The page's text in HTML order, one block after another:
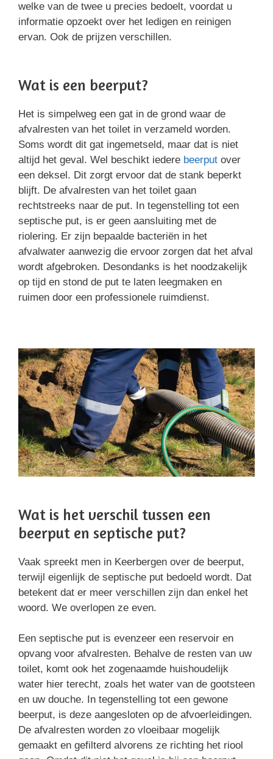
welke van de twee u precies bedoelt, voordat u
informatie opzoekt over het ledigen en reinigen
ervan. Ook de prijzen verschillen.
Wat is een beerput?
Het is simpelweg een gat in de grond waar de
afvalresten van het toilet in verzameld worden.
Soms wordt dit gat ingemetseld, maar dat is niet
altijd het geval. Wel beschikt iedere beerput over
een deksel. Dit zorgt ervoor dat de stank beperkt
blijft. De afvalresten van het toilet gaan
rechtstreeks naar de put. In tegenstelling tot een
septische put, is er geen aansluiting met de
riolering. Er zijn bepaalde bacteriën in het
afvalwater aanwezig die ervoor zorgen dat het afval
wordt afgebroken. Desondanks is het noodzakelijk
op tijd en stond de put te laten leegmaken en
ruimen door een professionele ruimdienst.
Wat is het verschil tussen een
beerput en septische put?
Vaak spreekt men in Keerbergen over de beerput,
terwijl eigenlijk de septische put bedoeld wordt. Dat
betekent dat er meer verschillen zijn dan enkel het
woord. We overlopen ze even.
Een septische put is evenzeer een reservoir en
opvang voor afvalresten. Behalve de resten van uw
toilet, komt ook het zogenaamde huishoudelijk
water hier terecht, zoals het water van de gootsteen
en uw douche. In tegenstelling tot een gewone
beerput, is deze aangesloten op de afvoerleidingen.
De afvalresten worden zo vloeibaar mogelijk
gemaakt en gefilterd alvorens ze richting het riool